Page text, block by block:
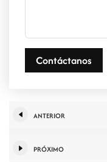
Contáctanos
ANTERIOR
PRÓXIMO